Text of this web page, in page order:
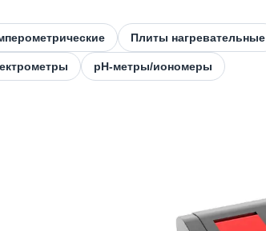
Плиты нагревательные
pH-метры/иономеры